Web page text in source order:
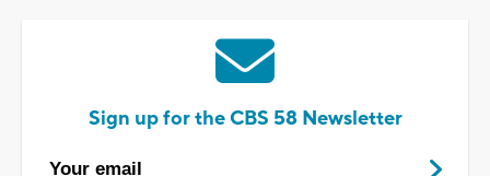
Sign up for the CBS 58 Newsletter